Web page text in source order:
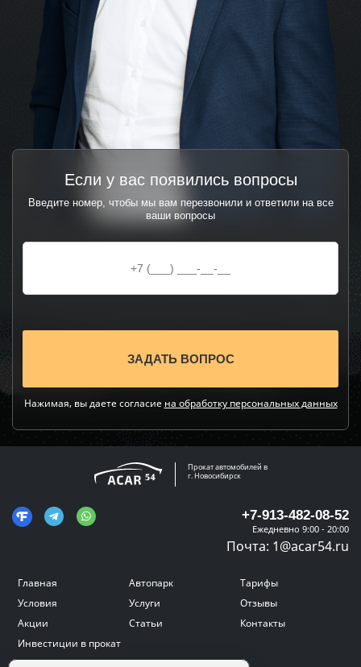
Если у вас появились вопросы
Введите номер, чтобы мы вам перезвонили и ответили на все
ваши вопросы
Нажимая, вы даете согласие на обработку персональных данных
Прокат автомобилей в
г. Новосибирск
+7-913-482-08-52
Ежедневно 9:00 - 20:00
Почта: 1@acar54.ru
Главная Автопарк
Тарифы
Условия
Услуги
Отзывы
Акции
Статьи
Контакты
Инвестиции в прокат